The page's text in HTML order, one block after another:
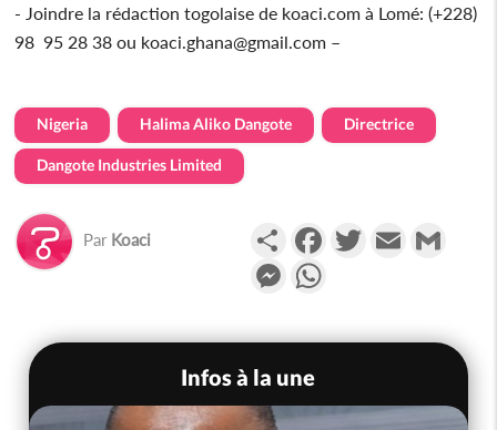
- Joindre la rédaction togolaise de koaci.com à Lomé: (+228)
98 95 28 38 ou koaci.ghana@gmail.com –
Nigeria Halima Aliko Dangote Directrice
Dangote Industries Limited
Par Koaci PartagerFacebookTwitterEmail
Messenger
Infos à la une